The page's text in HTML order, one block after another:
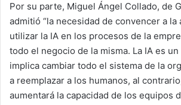
Por su parte, Miguel Ángel Collado, de
admitió “la necesidad de convencer a
utilizar la IA en los procesos de la
todo el negocio de la misma. La IA es
implica cambiar todo el sistema de la
a reemplazar a los humanos, al
aumentará la capacidad de los equipos